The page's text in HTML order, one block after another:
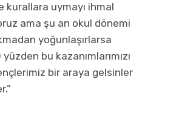
kurallara uymayı ihmal
ama şu an okul dönemi
yoğunlaşırlarsa
bu kazanımlarımızı
bir araya gelsinler